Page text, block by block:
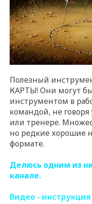
Полезный
КАРТЫ! Они могут
инструментом в
командой, не
или тренере.
но редкие хорошие
формате.
Делюсь одним из
канале.
Видео - инструкция